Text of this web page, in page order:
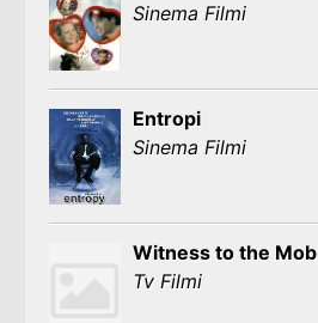
Sinema Filmi
Entropi
Sinema Filmi
Witness to the Mob
Tv Filmi